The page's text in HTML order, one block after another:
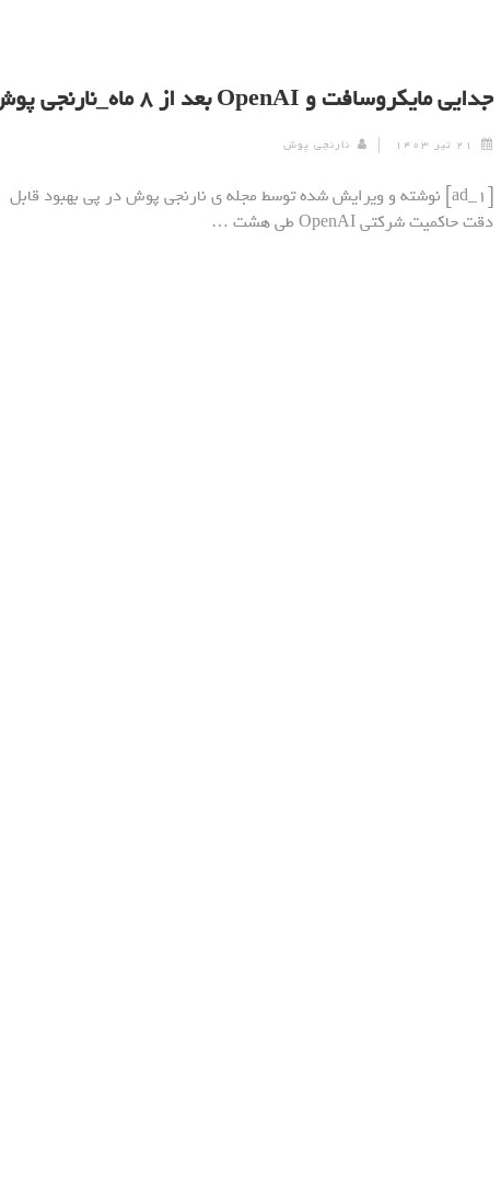
جدایی مایکروسافت و OpenAI بعد از ۸ ماه_نارنجی پوش
۲۱ تیر ۱۴۰۳ نارنجی پوش
[ad_1] نوشته و ویرایش شده توسط مجله ی نارنجی پوش در پی بهبود قابل
دقت حاکمیت شرکتی OpenAI طی هشت …